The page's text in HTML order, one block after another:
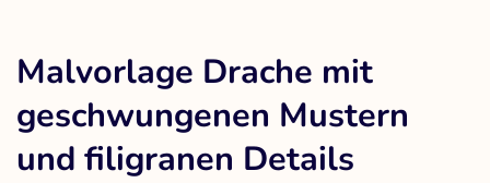
Malvorlage Drache mit
geschwungenen Mustern
und filigranen Details